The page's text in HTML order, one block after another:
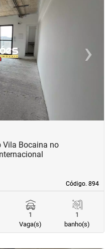
›Next
Código. 894
Código. 894
Vila Bocaina no
1
Vaga(s)
1
banho(s)